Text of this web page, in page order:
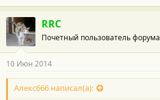
RRC
Почетный пользователь форума
10 Июн 2014
Алекс666 написал(а):